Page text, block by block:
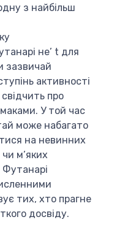
з найбільш
не’ t для
зазвичай
активності
про
У той час
може набагато
на невинних
м’яких
Футанарі
тих, хто прагне
досвіду.